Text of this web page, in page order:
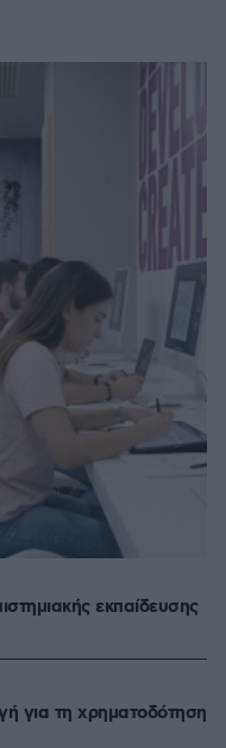
εκπαίδευσης
για τη χρηματοδότηση